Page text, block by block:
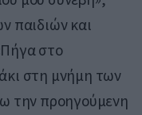
παιδιών και
στο
στη μνήμη των
την προηγούμενη